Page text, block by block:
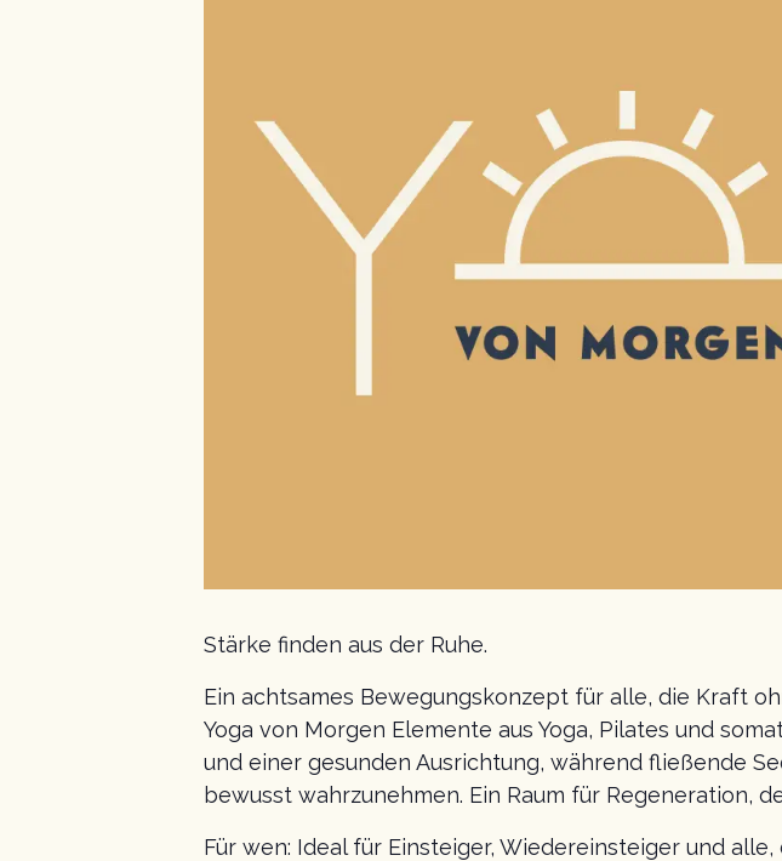
Stärke finden aus der Ruhe.
Ein achtsames Bewegungskonzept für alle, die Kraft
Yoga von Morgen Elemente aus Yoga, Pilates und
und einer gesunden Ausrichtung, während fließende
bewusst wahrzunehmen. Ein Raum für Regeneration,
Für wen: Ideal für Einsteiger, Wiedereinsteiger und